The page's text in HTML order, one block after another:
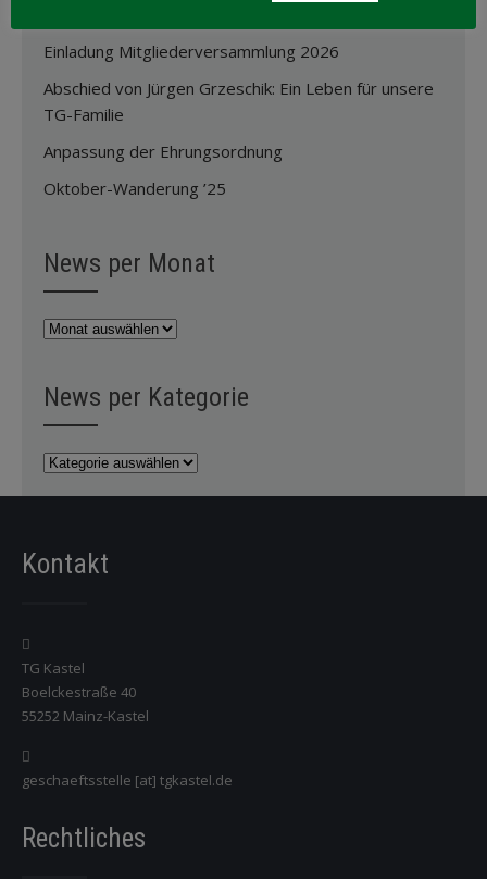
Einladung Mitgliederversammlung 2026
Abschied von Jürgen Grzeschik: Ein Leben für unsere
TG-Familie
Anpassung der Ehrungsordnung
Oktober-Wanderung ’25
News per Monat
News
News per Kategorie
News
Kontakt
TG Kastel
Boelckestraße 40
55252 Mainz-Kastel
geschaeftsstelle [at] tgkastel.de
Rechtliches